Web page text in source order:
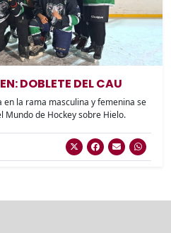
DOBLETE DEL CAU
en la rama masculina y femenina se
Mundo de Hockey sobre Hielo.